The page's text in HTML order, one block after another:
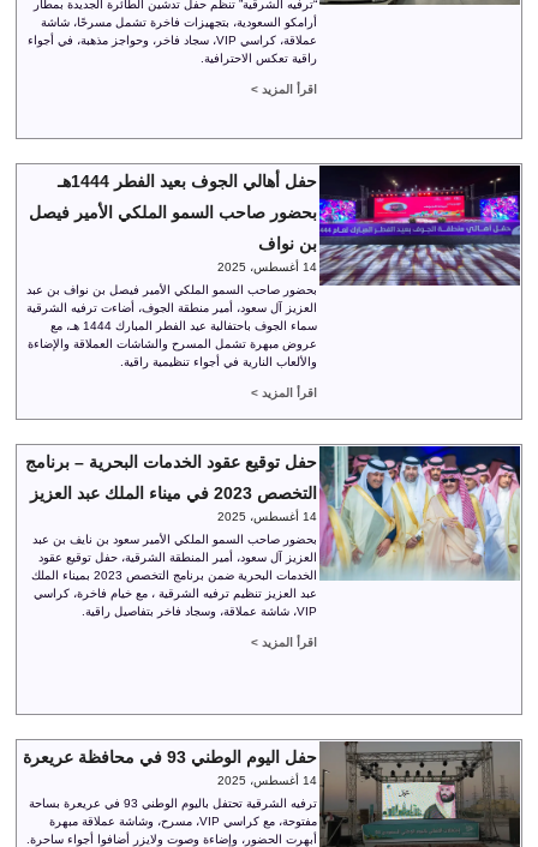
“ترفيه الشرقية” تنظم حفل تدشين الطائرة الجديدة بمطار
أرامكو السعودية، بتجهيزات فاخرة تشمل مسرحًا، شاشة
عملاقة، كراسي VIP، سجاد فاخر، وحواجز مذهبة، في أجواء
راقية تعكس الاحترافية.
اقرأ المزيد >
حفل أهالي الجوف بعيد الفطر 1444هـ
بحضور صاحب السمو الملكي الأمير فيصل
بن نواف
14 أغسطس، 2025
بحضور صاحب السمو الملكي الأمير فيصل بن نواف بن عبد
العزيز آل سعود، أمير منطقة الجوف، أضاءت ترفيه الشرقية
سماء الجوف باحتفالية عيد الفطر المبارك 1444 هـ، مع
عروض مبهرة تشمل المسرح والشاشات العملاقة والإضاءة
والألعاب النارية في أجواء تنظيمية راقية.
اقرأ المزيد >
حفل توقيع عقود الخدمات البحرية – برنامج
التخصص 2023 في ميناء الملك عبد العزيز
14 أغسطس، 2025
بحضور صاحب السمو الملكي الأمير سعود بن نايف بن عبد
العزيز آل سعود، أمير المنطقة الشرقية، حفل توقيع عقود
الخدمات البحرية ضمن برنامج التخصص 2023 بميناء الملك
عبد العزيز تنظيم ترفيه الشرقية ، مع خيام فاخرة، كراسي
VIP، شاشة عملاقة، وسجاد فاخر بتفاصيل راقية.
اقرأ المزيد >
حفل اليوم الوطني 93 في محافظة عريعرة
14 أغسطس، 2025
ترفيه الشرقية تحتفل باليوم الوطني 93 في عريعرة بساحة
مفتوحة، مع كراسي VIP، مسرح، وشاشة عملاقة مبهرة
أبهرت الحضور، وإضاءة وصوت ولايزر أضافوا أجواء ساحرة.